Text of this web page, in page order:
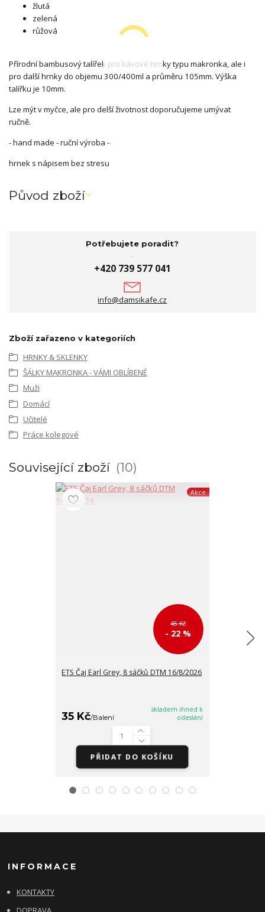
žlutá
zelená
růžová
Přírodní bambusový talířek pro kávové hrnky typu makronka, ale i
pro další hrnky do objemu 300/400ml a průměru 105mm. Výška
talířku je 10mm.
Lze mýt v myčce, ale pro delší životnost doporučujeme umývat
ručně.
- hand made - ruční výroba -
hrnek s nápisem bez stresu
Původ zboží
Potřebujete poradit?
+420 739 577 041
info@damsikafe.cz
Zboží zařazeno v kategoriích
HRNKY & SKLENKY
ŠÁLKY MAKRONKA - VÁMI OBLÍBENÉ
Muži
Domácí
Učitelé
Práce kolegové
Související zboží 10
Akce
45 Kč
- 22 %
ETS Čaj Earl Grey, 8 sáčků DTM 16/8/2026
35 Kč/Balení
skladem ihned k
odeslání
PŘIDAT DO KOŠÍKU
INFORMACE
KONTAKTY